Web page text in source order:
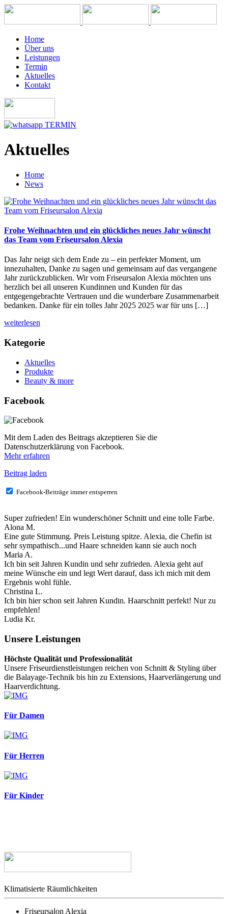
Home
Über uns
Leistungen
Termin
Aktuelles
Kontakt
TERMIN
Aktuelles
Home
News
Frohe Weihnachten und ein glückliches neues Jahr wünscht
das Team vom Friseursalon Alexia
Das Jahr neigt sich dem Ende zu – ein perfekter Moment, um
innezuhalten, Danke zu sagen und gemeinsam auf das vergangene
Jahr zurückzublicken. Wir vom Friseursalon Alexia möchten uns
herzlich bei all unseren Kundinnen und Kunden für das
entgegengebrachte Vertrauen und die wunderbare Zusammenarbeit
bedanken. Danke für ein tolles Jahr 2025 2025 war für uns […]
weiterlesen
Kategorie
Aktuelles
Produkte
Beauty & more
Facebook
Mit dem Laden des Beitrags akzeptieren Sie die
Datenschutzerklärung von Facebook.
Mehr erfahren
Beitrag laden
Facebook-Beiträge immer entsperren
Super zufrieden! Ein wunderschöner Schnitt und eine tolle Farbe.
Alona M.
Eine gute Stimmung. Preis Leistung spitze. Alexia, die Chefin ist
sehr sympathisch...und Haare schneiden kann sie auch noch
Maria A.
Ich bin seit Jahren Kundin und sehr zufrieden. Alexia geht auf
meine Wünsche ein und legt Wert darauf, dass ich mich mit dem
Ergebnis wohl fühle.
Christina L.
Ich bin hier schon seit Jahren Kundin. Haarschnitt perfekt! Nur zu
empfehlen!
Ludia Kr.
Unsere Leistungen
Höchste Qualität und Professionalität
Unsere Friseurdienstleistungen reichen von Schnitt & Styling über
die Balayage-Technik bis hin zu Extensions, Haarverlängerung und
Haarverdichtung.
Für Damen
Für Herren
Für Kinder
Klimatisierte Räumlichkeiten
Friseursalon Alexia